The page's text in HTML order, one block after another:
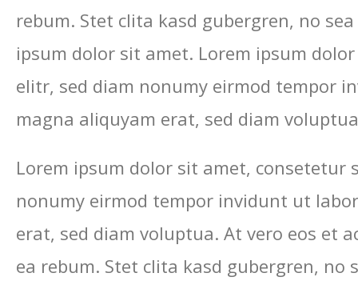
rebum. Stet clita kasd gubergren, no
ipsum dolor sit amet. Lorem ipsum
elitr, sed diam nonumy eirmod tempor
magna aliquyam erat, sed diam
Lorem ipsum dolor sit amet, consetetur
nonumy eirmod tempor invidunt ut
erat, sed diam voluptua. At vero eos et
ea rebum. Stet clita kasd gubergren, no